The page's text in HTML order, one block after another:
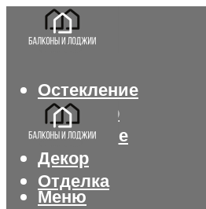
Остекление
Интерьер
Утепление
Декор
Отделка
Меню